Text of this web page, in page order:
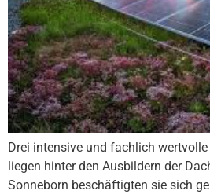
Drei intensive und fachlich
liegen hinter den Ausbildern der
Sonneborn beschäftigten sie sich